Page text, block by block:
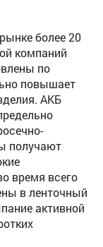
более 20
компаний
по
повышает
АКБ
получают
время всего
в ленточный
активной